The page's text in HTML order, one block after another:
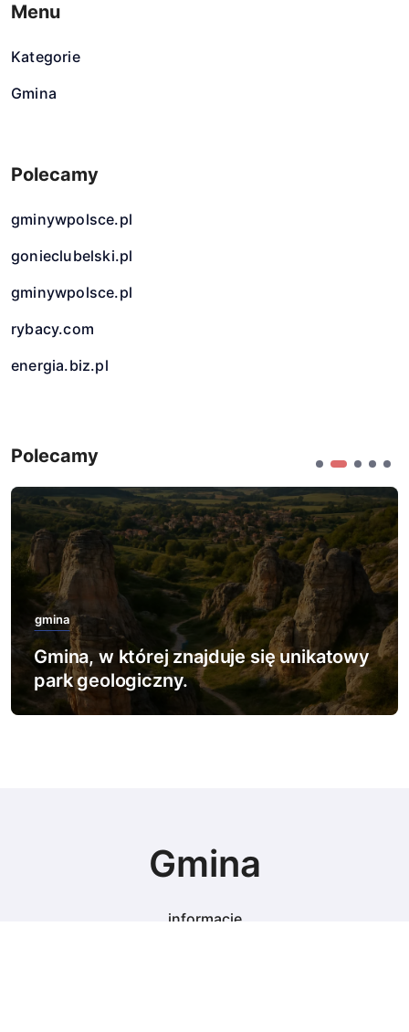
Menu
Kategorie
Gmina
Polecamy
gminywpolsce.pl
gonieclubelski.pl
gminywpolsce.pl
rybacy.com
energia.biz.pl
Polecamy
gmina
Gmina, w której znajduje się unikatowy
park geologiczny.
Gmina
informacje